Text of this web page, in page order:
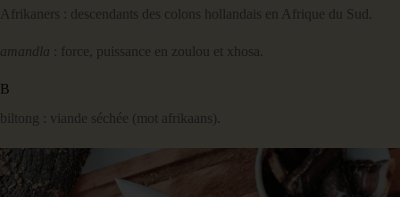
Afrikaners : descendants des colons hollandais en Afrique du Sud.
amandla : force, puissance en zoulou et xhosa.
B
biltong : viande séchée (mot afrikaans).